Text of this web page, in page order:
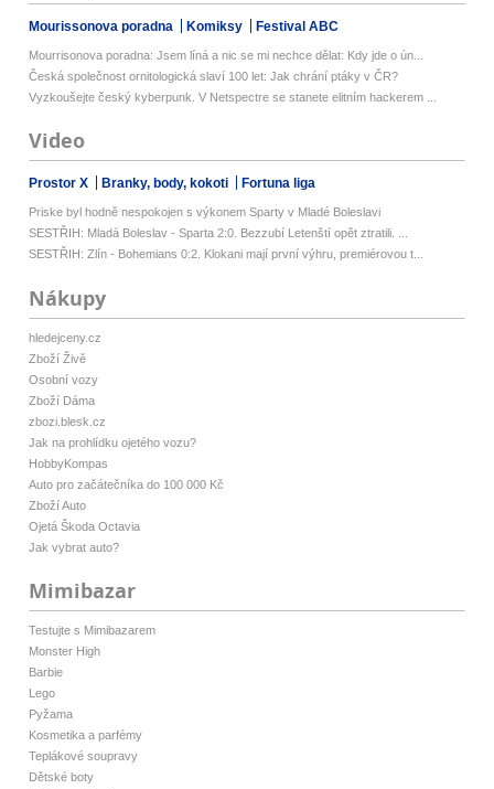
Mourissonova poradna Komiksy Festival ABC
Mourrisonova poradna: Jsem líná a nic se mi nechce dělat: Kdy jde o ún...
Česká společnost ornitologická slaví 100 let: Jak chrání ptáky v ČR?
Vyzkoušejte český kyberpunk. V Netspectre se stanete elitním hackerem ...
Video
Prostor X Branky, body, kokoti Fortuna liga
Priske byl hodně nespokojen s výkonem Sparty v Mladé Boleslavi
SESTŘIH: Mladá Boleslav - Sparta 2:0. Bezzubí Letenští opět ztratili. ...
SESTŘIH: Zlín - Bohemians 0:2. Klokani mají první výhru, premiérovou t...
Nákupy
hledejceny.cz
Zboží Živě
Osobní vozy
Zboží Dáma
zbozi.blesk.cz
Jak na prohlídku ojetého vozu?
HobbyKompas
Auto pro začátečníka do 100 000 Kč
Zboží Auto
Ojetá Škoda Octavia
Jak vybrat auto?
Mimibazar
Testujte s Mimibazarem
Monster High
Barbie
Lego
Pyžama
Kosmetika a parfémy
Teplákové soupravy
Dětské boty